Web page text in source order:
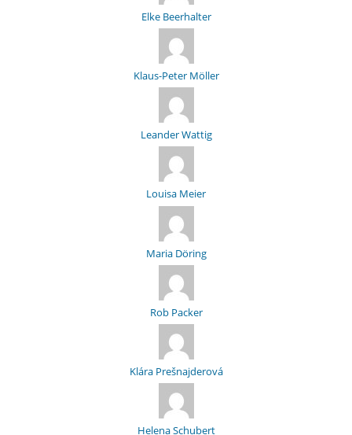
Elke Beerhalter
Klaus-Peter Möller
Leander Wattig
Louisa Meier
Maria Döring
Rob Packer
Klára Prešnajderová
Helena Schubert